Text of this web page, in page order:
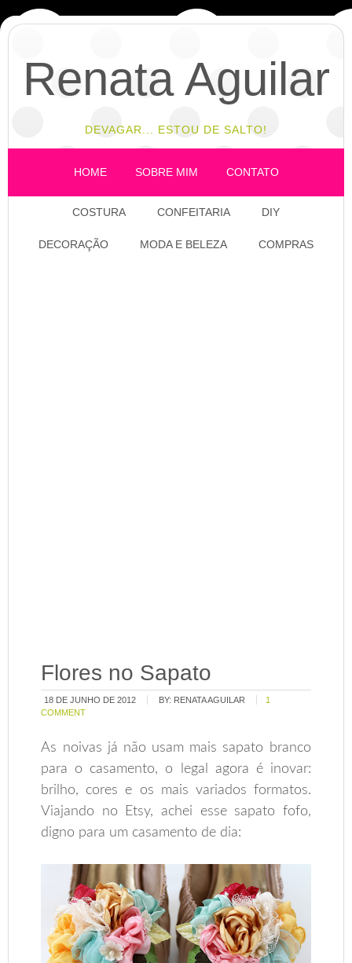
Renata Aguilar
DEVAGAR... ESTOU DE SALTO!
HOME SOBRE MIM CONTATO
COSTURA CONFEITARIA DIY
DECORAÇÃO MODA E BELEZA COMPRAS
Flores no Sapato
18 DE JUNHO DE 2012 BY: RENATA AGUILAR
1
COMMENT
As noivas já não usam mais sapato branco
para o casamento, o legal agora é inovar:
brilho, cores e os mais variados formatos.
Viajando no Etsy, achei esse sapato fofo,
digno para um casamento de dia: